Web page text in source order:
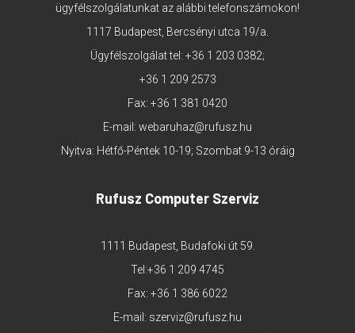
ügyfélszolgálatunkat az alábbi telefonszámokon!
1117 Budapest, Bercsényi utca 19/a.
Ügyfélszolgálat tel: +36 1 203 0382;
+36 1 209 2573
Fax: +36 1 381 0420
E-mail: webaruhaz@rufusz.hu
Nyitva: Hétfő-Péntek 10-19; Szombat 9-13 óráig
Rufusz Computer Szerviz
1111 Budapest, Budafoki út 59.
Tel:+36 1 209 4745
Fax: +36 1 386 6022
E-mail: szerviz@rufusz.hu